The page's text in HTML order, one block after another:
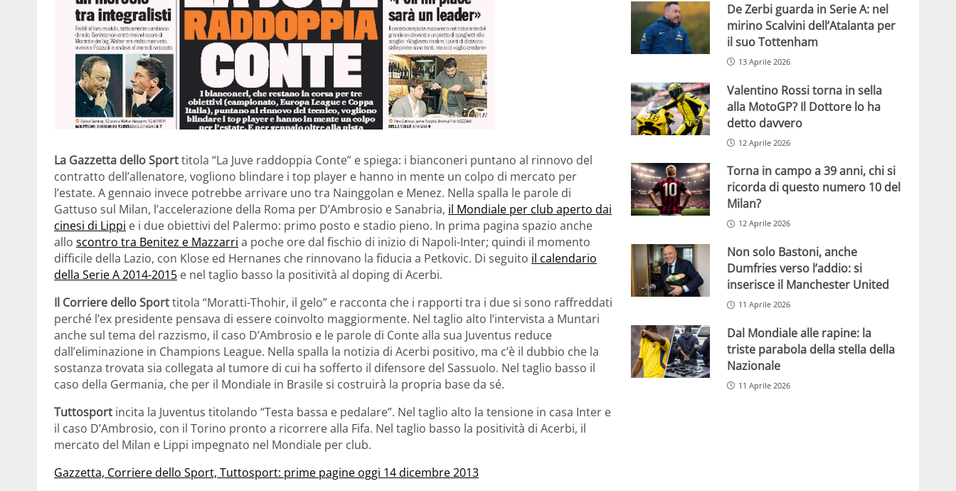
La Gazzetta dello Sporttitola “La Juve raddoppia Conte” e spiega: i bianconeri puntano al rinnovo del
contratto dell’allenatore, vogliono blindare i top player e hanno in mente un colpo di mercato per
l’estate. A gennaio invece potrebbe arrivare uno tra Nainggolan e Menez. Nella spalla le parole di
Gattuso sul Milan, l’accelerazione della Roma per D’Ambrosio e Sanabria, il Mondiale per club aperto dai
cinesi di Lippi e i due obiettivi del Palermo: primo posto e stadio pieno. In prima pagina spazio anche
allo scontro tra Benitez e Mazzarri a poche ore dal fischio di inizio di Napoli-Inter; quindi il momento
difficile della Lazio, con Klose ed Hernanes che rinnovano la fiducia a Petkovic. Di seguito il calendario
della Serie A 2014-2015 e nel taglio basso la positività al doping di Acerbi.
Il Corriere dello Sporttitola “Moratti-Thohir, il gelo” e racconta che i rapporti tra i due si sono raffreddati
perché l’ex presidente pensava di essere coinvolto maggiormente. Nel taglio alto l’intervista a Muntari
anche sul tema del razzismo, il caso D’Ambrosio e le parole di Conte alla sua Juventus reduce
dall’eliminazione in Champions League. Nella spalla la notizia di Acerbi positivo, ma c’è il dubbio che la
sostanza trovata sia collegata al tumore di cui ha sofferto il difensore del Sassuolo. Nel taglio basso il
caso della Germania, che per il Mondiale in Brasile si costruirà la propria base da sé.
Tuttosport incita la Juventus titolando “Testa bassa e pedalare”. Nel taglio alto la tensione in casa Inter e
il caso D’Ambrosio, con il Torino pronto a ricorrere alla Fifa. Nel taglio basso la positività di Acerbi, il
mercato del Milan e Lippi impegnato nel Mondiale per club.
Gazzetta, Corriere dello Sport, Tuttosport: prime pagine oggi 14 dicembre 2013
De Zerbi guarda in Serie A: nel
mirino Scalvini dell’Atalanta per
il suo Tottenham
13 Aprile 2026
Valentino Rossi torna in sella
alla MotoGP? Il Dottore lo ha
detto davvero
12 Aprile 2026
Torna in campo a 39 anni, chi si
ricorda di questo numero 10 del
Milan?
12 Aprile 2026
Non solo Bastoni, anche
Dumfries verso l’addio: si
inserisce il Manchester United
11 Aprile 2026
Dal Mondiale alle rapine: la
triste parabola della stella della
Nazionale
11 Aprile 2026